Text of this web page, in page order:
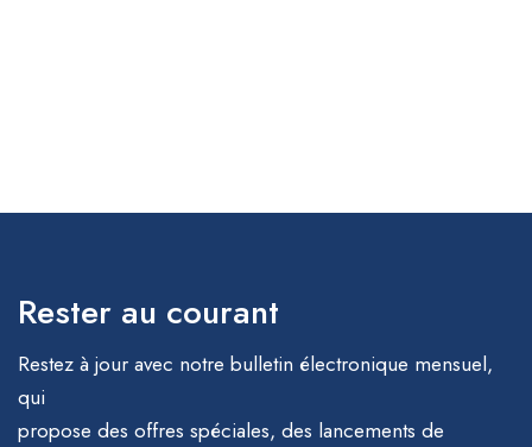
Rester au courant
Restez à jour avec notre bulletin électronique mensuel,
qui
propose des offres spéciales, des lancements de